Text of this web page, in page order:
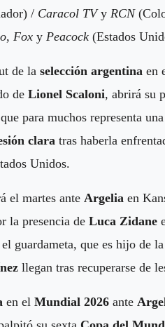
/ Caracol TVy RCN
, Fox y Peacock (Estados
de la selección argentina en
de Lionel Scaloni, abrirá su
para muchos representa
clara tras haberla
Unidos.
el martes ante Argelia en
la presencia de Luca Zidane
guardameta, que es hijo de
llegan tras recuperarse de
en el Mundial 2026 ante